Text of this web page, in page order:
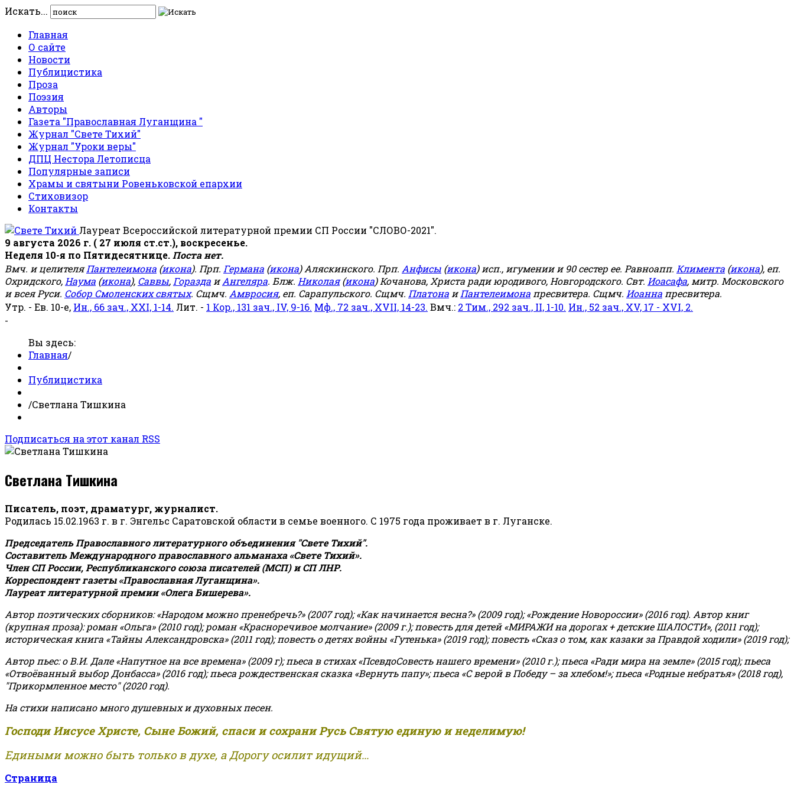
Искать...
Главная
О сайте
Новости
Публицистика
Проза
Поэзия
Авторы
Газета "Православная Луганщина "
Журнал "Свете Тихий"
Журнал "Уроки веры"
ДПЦ Нестора Летописца
Популярные записи
Храмы и святыни Ровеньковской епархии
Стиховизор
Контакты
Лауреат Всероссийской литературной премии СП России "СЛОВО-2021".
9 августа 2026 г. ( 27 июля ст.ст.), воскресенье.
Неделя 10-я по Пятидесятнице. Поста нет.
Вмч. и целителяПантелеимона (икона). Прп. Германа (икона) Аляскинского. Прп. Анфисы (икона) исп., игумении и 90 сестер ее. Равноапп. Климента (икона), еп.
Охридского, Наума (икона), Саввы, Горазда иАнгеляра. Блж. Николая(икона) Кочанова, Христа ради юродивого, Новгородского. Свт. Иоасафа, митр. Московского
и всея Руси. Собор Смоленских святых. Сщмч. Амвросия, еп. Сарапульского. Сщмч. Платона иПантелеимона пресвитера. Сщмч. Иоанна пресвитера.
Утр. - Ев. 10-е, Ин., 66 зач., XXI, 1-14. Лит. - 1 Кор., 131 зач., IV, 9-16. Мф., 72 зач., XVII, 14-23. Вмч.: 2 Тим., 292 зач., II, 1-10. Ин., 52 зач., XV, 17 - XVI, 2.
-
Вы здесь:
Главная/
Публицистика
/Светлана Тишкина
Подписаться на этот канал RSS
Светлана Тишкина
Писатель, поэт, драматург, журналист.
Родилась 15.02.1963 г. в г. Энгельс Саратовской области в семье военного. С 1975 года проживает в г. Луганске.
Председатель Православного литературного объединения "Свете Тихий".
Составитель Международного православного альманаха «Свете Тихий».
Член СП России, Республиканского союза писателей (МСП) и СП ЛНР.
Корреспондент газеты «Православная Луганщина».
Лауреат литературной премии «Олега Бишерева».
Автор поэтических сборников: «Народом можно пренебречь?» (2007 год); «Как начинается весна?» (2009 год); «Рождение Новороссии» (2016 год). Автор книг
(крупная проза): роман «Ольга» (2010 год); роман «Красноречивое молчание» (2009 г.); повесть для детей «МИРАЖИ на дорогах + детские ШАЛОСТИ», (2011 год);
историческая книга «Тайны Александровска» (2011 год); повесть о детях войны «Гутенька» (2019 год); повесть «Сказ о том, как казаки за Правдой ходили» (2019 год);
Автор пьес: о В.И. Дале «Напутное на все времена» (2009 г); пьеса в стихах «ПсевдоСовесть нашего времени» (2010 г.); пьеса «Ради мира на земле» (2015 год); пьеса
«Отвоёванный выбор Донбасса» (2016 год); пьеса рождественская сказка «Вернуть папу»; пьеса «С верой в Победу – за хлебом!»;пьеса «Родные небратья» (2018 год),
"Прикормленное место" (2020 год).
На стихи написано много душевных и духовных песен.
Господи Иисусе Христе, Сыне Божий, спаси и сохрани Русь Святую единую и неделимую!
Едиными можно быть только в духе, а Дорогу осилит идущий...
Страница